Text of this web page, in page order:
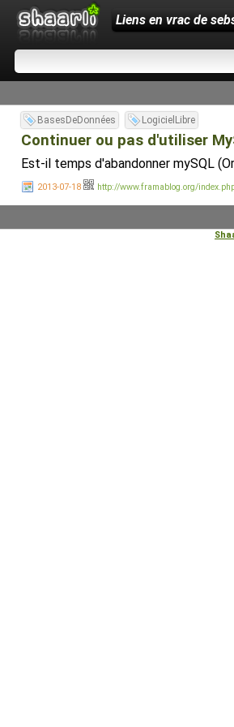
Liens en vrac de
BasesDeDonnées LogicielLibre
Continuer ou pas d'utiliser
Est-il temps d'abandonner mySQL
2013-07-18 http://www.framablog.org/